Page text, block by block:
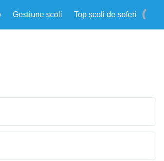
Gestiune școli Top școli de șoferi